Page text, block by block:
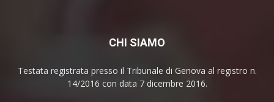
CHI SIAMO
Testata registrata presso il Tribunale di Genova al registro n.
14/2016 con data 7 dicembre 2016.